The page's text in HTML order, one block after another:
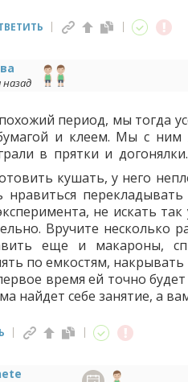
период, мы тогда
и клеем. Мы с ним
в прятки и
кушать, у него
нравиться
не искать
Вручите
еще и макароны,
по емкостям,
время ей точно
найдет себе занятие, а